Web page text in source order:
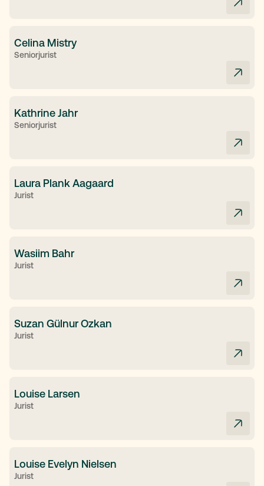
Celina Mistry
Seniorjurist
Kathrine Jahr
Seniorjurist
Laura Plank Aagaard
Jurist
Wasiim Bahr
Jurist
Suzan Gülnur Ozkan
Jurist
Louise Larsen
Jurist
Louise Evelyn Nielsen
Jurist